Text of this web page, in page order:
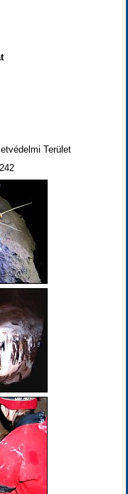
Terület